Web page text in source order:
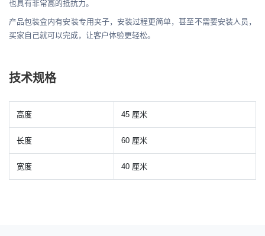
也具有非常高的抵抗力。
产品包装盒内有安装专用夹子，安装过程更简单，甚至不需要安装人员，
买家自己就可以完成，让客户体验更轻松。
技术规格
高度 45 厘米
长度 60 厘米
宽度 40 厘米